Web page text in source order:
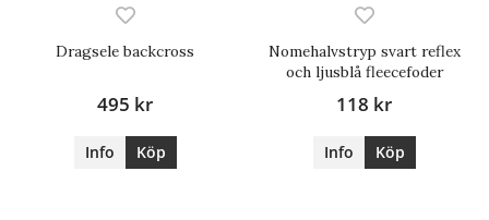
Dragsele backcross
495 kr
Info Köp
Nomehalvstryp svart reflex
och ljusblå fleecefoder
118 kr
Info Köp